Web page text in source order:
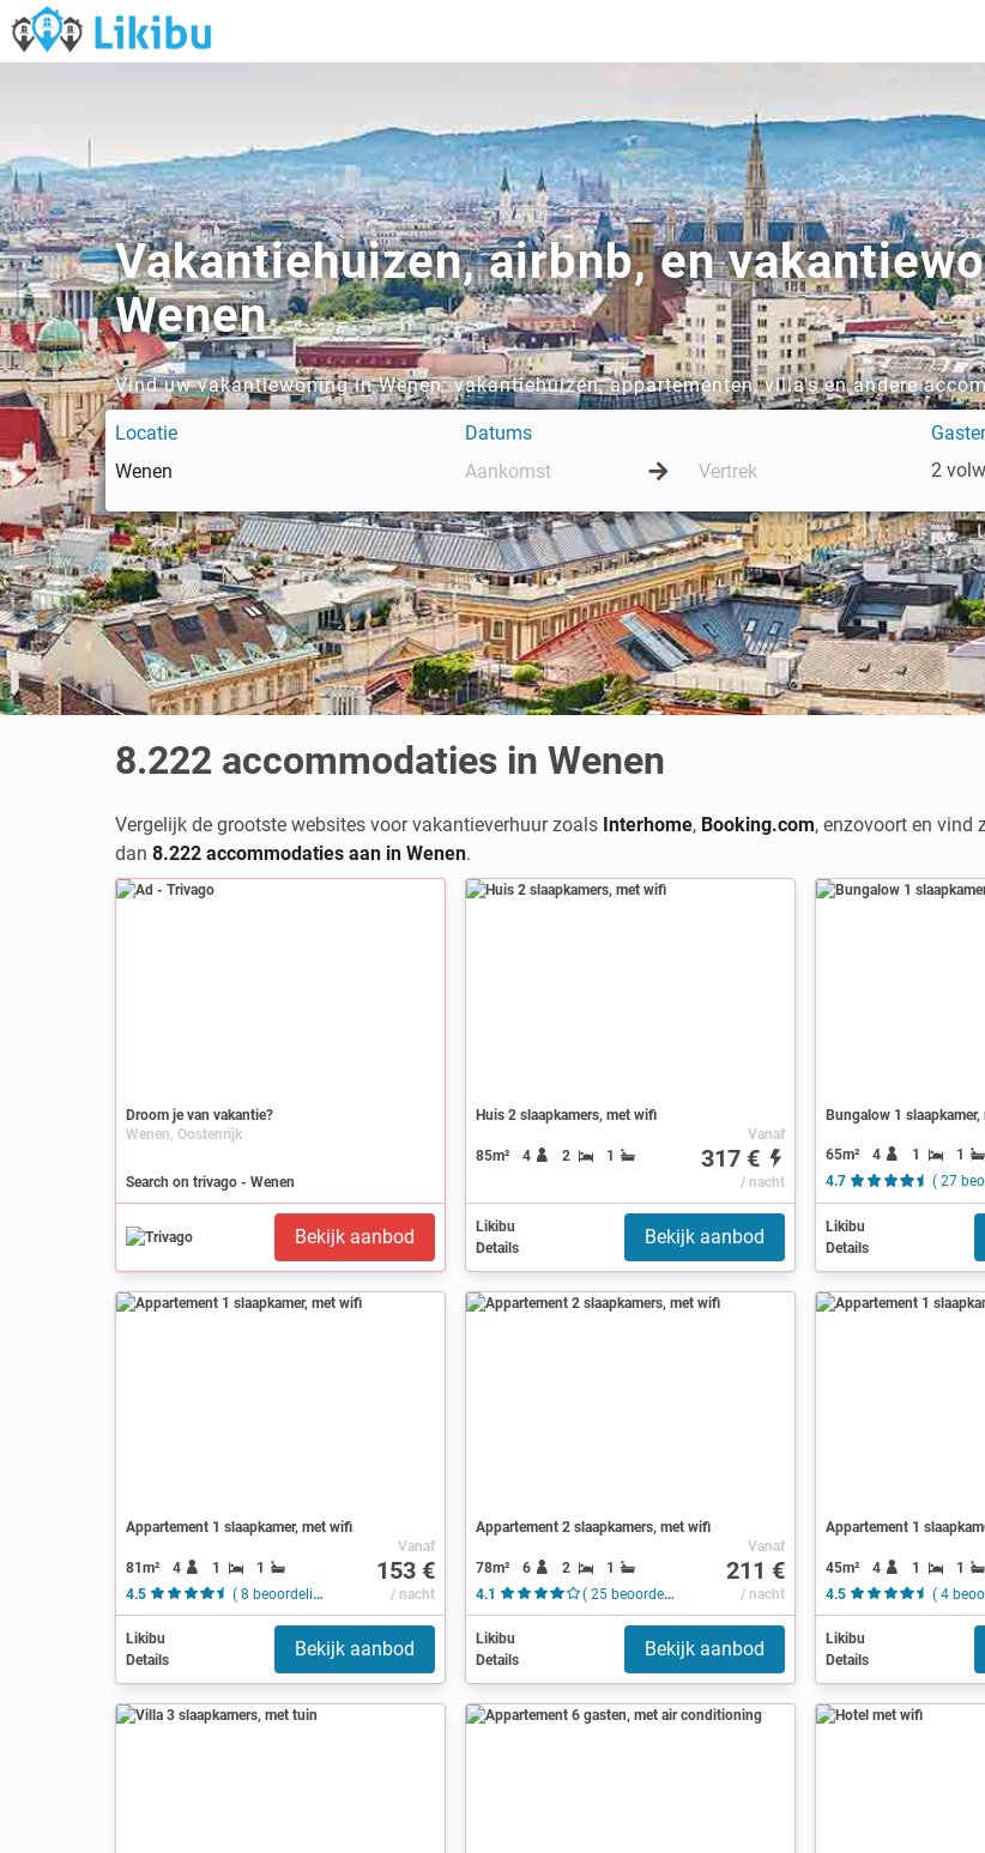
Vakantiehuizen, airbnb, en
Wenen
Vind uw vakantiewoning in Wenen: vakantiehuizen, appartementen, villa's en andere
Locatie Datums
2
8.222 accommodaties in Wenen
Vergelijk de grootste websites voor vakantieverhuur zoals Interhome, Booking.com, enzovoort en vind
dan 8.222 accommodaties aan in Wenen.
Ad
Droom je van vakantie?
Wenen, Oostenrijk
Search on trivago - Wenen
Bekijk aanbod
Huis 2 slaapkamers, met wifi
85m² 4 2 1
Vanaf
317 €
/ nacht
Likibu
Details
Bekijk aanbod
Bungalow 1 slaapkamer,
65m² 4 1
1
4.7
( 27
Likibu
Details
Appartement 1 slaapkamer, met wifi
81m² 4 1
1
4.5
( 8 beoordelingen )
Vanaf
153 €
/ nacht
Likibu
Details
Bekijk aanbod
Appartement 2 slaapkamers, met wifi
78m² 6 2
1
4.1
( 25 beoordelingen )
Vanaf
211 €
/ nacht
Likibu
Details
Bekijk aanbod
Appartement 1
45m² 4 1
1
4.5
( 4
Likibu
Details